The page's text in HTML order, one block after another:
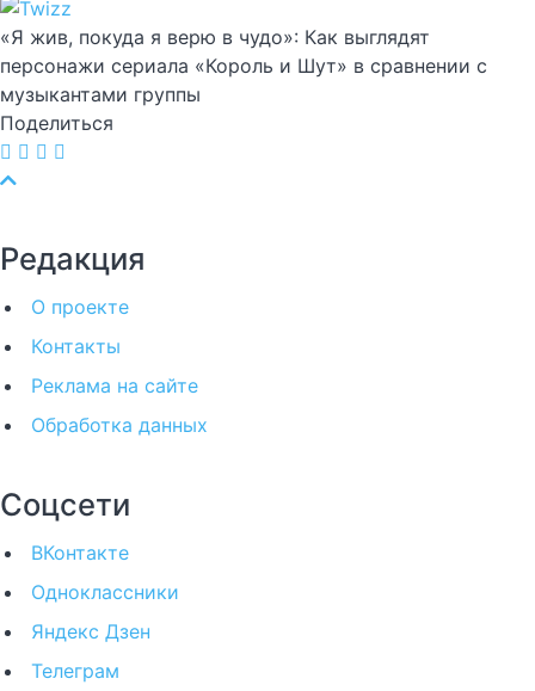
«Я жив, покуда я верю в чудо»: Как выглядят
персонажи сериала «Король и Шут» в сравнении с
музыкантами группы
Поделиться
Редакция
О проекте
Контакты
Реклама на сайте
Обработка данных
Соцсети
ВКонтакте
Одноклассники
Яндекс Дзен
Телеграм